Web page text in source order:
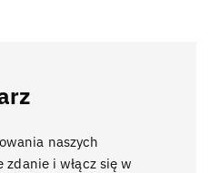
naszych
zdanie i włącz się w